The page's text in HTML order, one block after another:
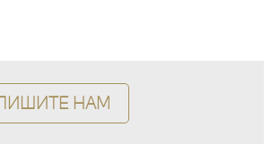
нам